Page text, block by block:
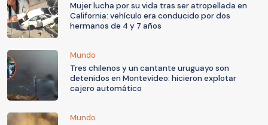
Mujer lucha por su vida tras ser atropellada en
California: vehículo era conducido por dos
hermanos de 4 y 7 años
Mundo
Tres chilenos y un cantante uruguayo son
detenidos en Montevideo: hicieron explotar
cajero automático
Mundo